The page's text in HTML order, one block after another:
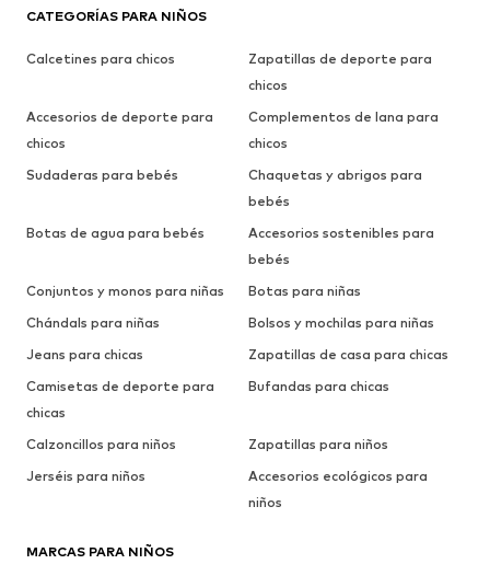
CATEGORÍAS PARA NIÑOS
Calcetines para chicos
Zapatillas de deporte para
chicos
Accesorios de deporte para
chicos
Complementos de lana para
chicos
Sudaderas para bebés
Chaquetas y abrigos para
bebés
Botas de agua para bebés
Accesorios sostenibles para
bebés
Conjuntos y monos para niñas
Botas para niñas
Chándals para niñas
Bolsos y mochilas para niñas
Jeans para chicas
Zapatillas de casa para chicas
Camisetas de deporte para
chicas
Bufandas para chicas
Calzoncillos para niños
Zapatillas para niños
Jerséis para niños
Accesorios ecológicos para
niños
MARCAS PARA NIÑOS